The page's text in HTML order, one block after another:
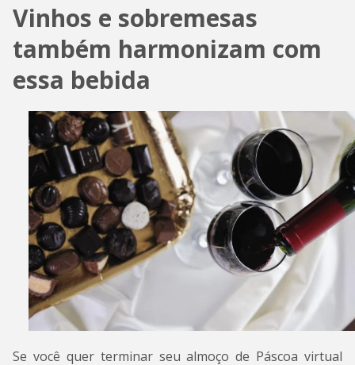
Vinhos e sobremesas
também harmonizam com
essa bebida
Se você quer terminar seu almoço de Páscoa virtual